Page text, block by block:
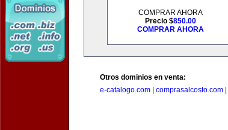
COMPRAR AHORA
Precio $850.00
COMPRAR AHORA
Otros dominios en venta:
e-catalogo.com
comprasalcosto.com